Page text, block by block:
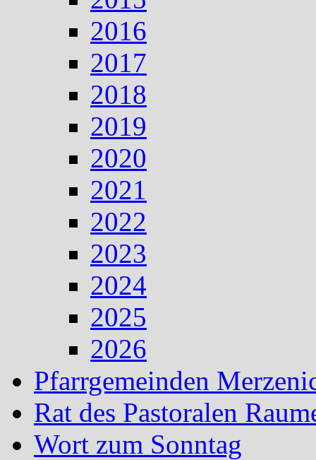
2016
2017
2018
2019
2020
2021
2022
2023
2024
2025
2026
Pfarrgemeinden
Rat des Pastoralen
Wort zum Sonntag